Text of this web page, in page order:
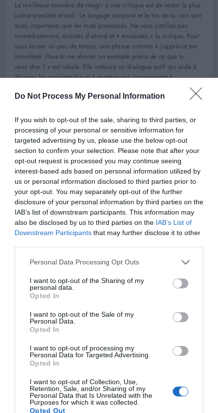
Do Not Process My Personal Information
If you wish to opt-out of the sale, sharing to third parties, or
processing of your personal or sensitive information for
targeted advertising by us, please use the below opt-out
section to confirm your selection. Please note that after your
opt-out request is processed you may continue seeing
interest-based ads based on personal information utilized by
us or personal information disclosed to third parties prior to
your opt-out. You may separately opt-out of the further
disclosure of your personal information by third parties on the
IAB’s list of downstream participants. This information may
also be disclosed by us to third parties on the IAB’s List of
Downstream Participants that may further disclose it to other
Personal Data Processing Opt Outs
I want to opt-out of the Sharing of my
personal data.
Opted In
I want to opt-out of the Sale of my
Personal Data.
Opted In
I want to opt-out of processing my
Personal Data for Targeted Advertising.
Opted In
I want to opt-out of Collection, Use,
Retention, Sale, and/or Sharing of my
Personal Data that Is Unrelated with the
Purposes for which it was collected.
Opted Out
La meilleure manière de réagir à une critique est de rester le plus
calme possible et poli. Le langage corporel et le ton de la voix sont
aussi importants que les mots prononcés. Ne vous justifiez pas
immédiatement, écoutez d’abord et « encaissez » la critique. Pour
vous laisser un peu de temps, une phrase comme « J’apprécie ton
honnêteté. Peux-tu me donner un exemple précis de ce que tu
veux dire ? » est idéale. Elle instaure un dialogue actif qui aide à
dissiper les malentendus et à montrer son engagement à
comprendre, plutôt qu’à simplement rejeter en bloc la réflexion.
Source : Journal des femmes
Previous post
Les psy l’assurent : voici l’épreuve décisive qui
révèle si un amour d’été va durer
Next post
Hélène Darroze, amère : « Je n’ai pas bien
ARTICLES EN LIEN
Alexandre